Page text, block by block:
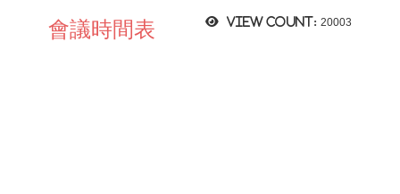
View count: 20003
會議時間表